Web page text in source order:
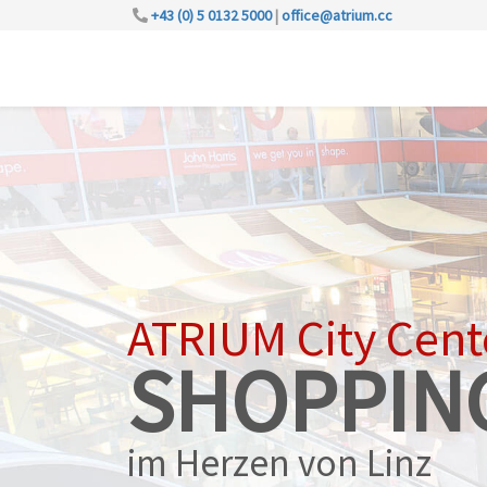
+43 (0) 5 0132 5000|office@atrium.cc
ATRIUM City
im Herzen von Linz